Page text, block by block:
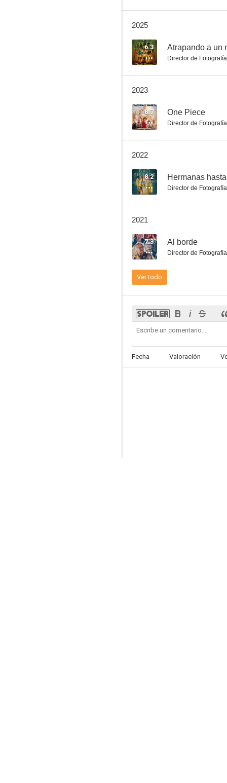
Nespresso: The Quest
7.4
2025
6.3 Atrapando a un
Director de Fotografía
2023
8.7 One Piece
Director de Fotografía
2022
8.2 Hermanas
Director de Fotografía
2021
7.3 Al borde
Director de Fotografía
Ver todo
Fecha Valoración